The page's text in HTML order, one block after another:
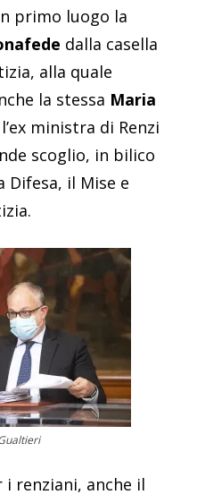
primo luogo la
dalla casella
alla quale
la stessa Maria
ministra di Renzi
scoglio, in bilico
il Mise e
renziani, anche il